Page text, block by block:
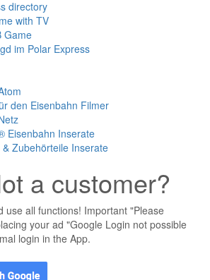
directory
with TV
Game
im Polar Express
den Eisenbahn Filmer
Eisenbahn Inserate
Zubehörteile Inserate
a customer?
use all functions! Important "Please
your ad "Google Login not possible
login in the App.